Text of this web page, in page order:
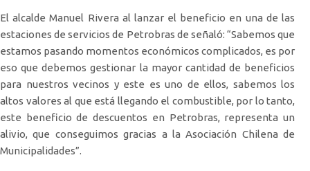
El alcalde Manuel Rivera al lanzar el beneficio en una de las
estaciones de servicios de Petrobras de señaló: “Sabemos que
estamos pasando momentos económicos complicados, es por
eso que debemos gestionar la mayor cantidad de beneficios
para nuestros vecinos y este es uno de ellos, sabemos los
altos valores al que está llegando el combustible, por lo tanto,
este beneficio de descuentos en Petrobras, representa un
alivio, que conseguimos gracias a la Asociación Chilena de
Municipalidades”.